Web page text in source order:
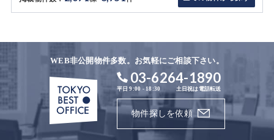
WEB非公開物件多数。お気軽にご相談下さい。
03-6264-1890
平日 9:00 - 18:30 土日祝は電話転送
物件探しを依頼